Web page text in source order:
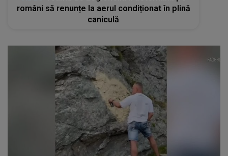
români să renunțe la aerul condiționat în plină
caniculă